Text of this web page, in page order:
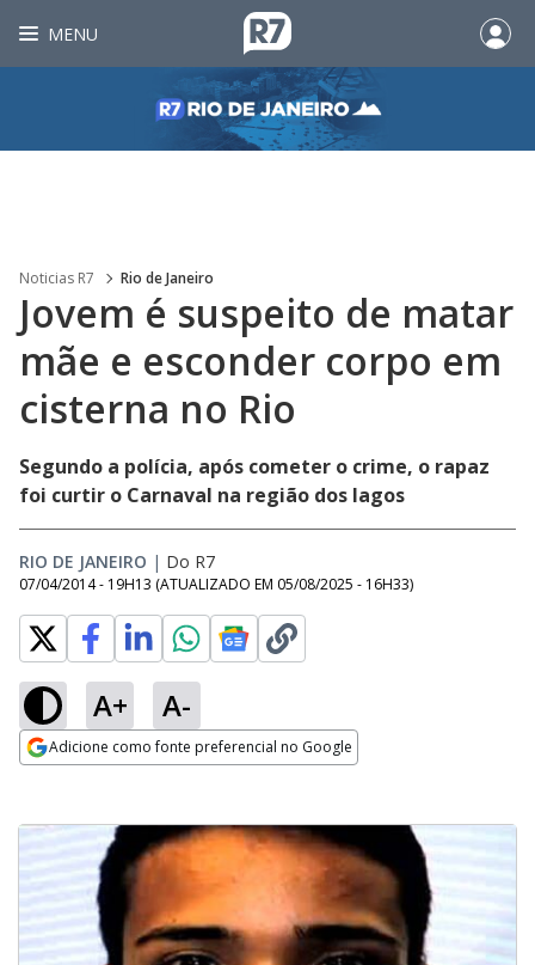
MENU
Noticias R7 Rio de Janeiro
Jovem é suspeito de matar
mãe e esconder corpo em
cisterna no Rio
Segundo a polícia, após cometer o crime, o rapaz
foi curtir o Carnaval na região dos lagos
RIO DE JANEIRO | Do R7
07/04/2014 - 19H13 (ATUALIZADO EM 05/08/2025 - 16H33)
A+ A-
Adicione como fonte preferencial no Google